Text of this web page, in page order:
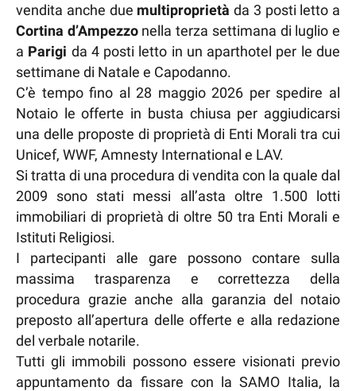
vendita anche due multiproprietà da 3 posti letto a
Cortina d’Ampezzonella terza settimana di luglio e
a Parigi da 4 posti letto in un aparthotel per le due
settimane di Natale e Capodanno.
C’è tempo fino al 28 maggio 2026 per spedire al
Notaio le offerte in busta chiusa per aggiudicarsi
una delle proposte di proprietà di Enti Morali tra cui
Unicef, WWF, Amnesty International e LAV.
Si tratta di una procedura di vendita con la quale dal
2009 sono stati messi all’asta oltre 1.500 lotti
immobiliari di proprietà di oltre 50 tra Enti Morali e
Istituti Religiosi.
I partecipanti alle gare possono contare sulla
massima trasparenza e correttezza della
procedura grazie anche alla garanzia del notaio
preposto all’apertura delle offerte e alla redazione
del verbale notarile.
Tutti gli immobili possono essere visionati previo
appuntamento da fissare con la SAMO Italia, la